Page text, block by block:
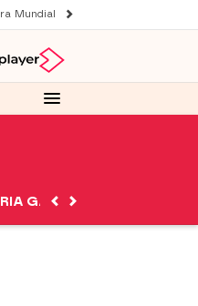
Mundial 2030
GARCÍA